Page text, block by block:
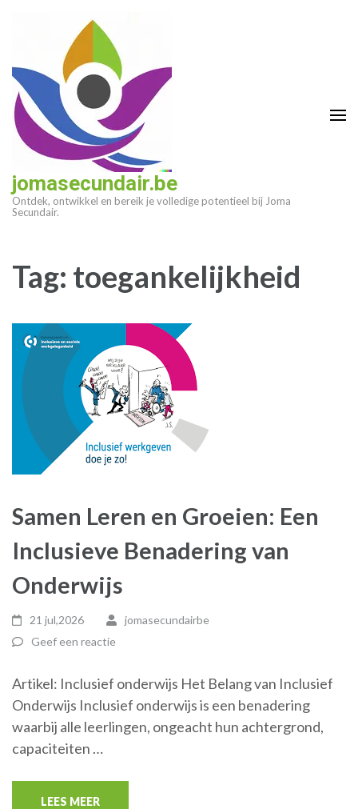
(druk
enter)
jomasecundair.be
Ontdek, ontwikkel en bereik je volledige potentieel bij Joma
Secundair.
Tag: toegankelijkheid
Samen Leren en Groeien: Een
Inclusieve Benadering van
Onderwijs
21 jul,2026
jomasecundairbe
Geef een reactie
Artikel: Inclusief onderwijs Het Belang van Inclusief
Onderwijs Inclusief onderwijs is een benadering
waarbij alle leerlingen, ongeacht hun achtergrond,
capaciteiten …
LEES MEER